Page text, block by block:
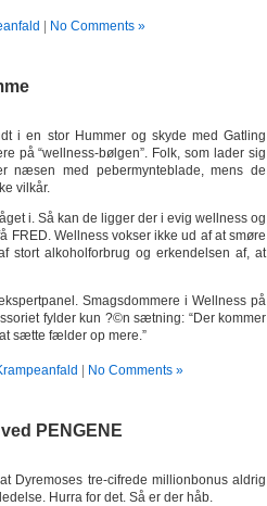
| No Comments »
i en stor Hummer og skyde med Gatling
på “wellness-bølgen”. Folk, som lader sig
næsen med pebermynteblade, mens de
vilkår.
i. Så kan de ligger der i evig wellness og
FRED. Wellness vokser ikke ud af at smøre
stort alkoholforbrug og erkendelsen af, at
Smagsdommere i Wellness på
fylder kun ?©n sætning: “Der kommer
sætte fælder op mere.”
| No Comments »
PENGENE
Dyremoses tre-cifrede millionbonus aldrig
Hurra for det. Så er der håb.